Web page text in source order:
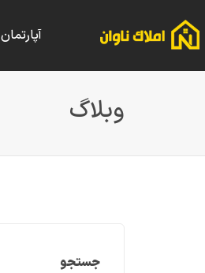
آپارتمان
وبلاگ
جستجو